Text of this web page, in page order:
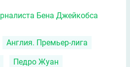
Бена Джейкобса
Англия. Премьер-лига
Педро Жуан